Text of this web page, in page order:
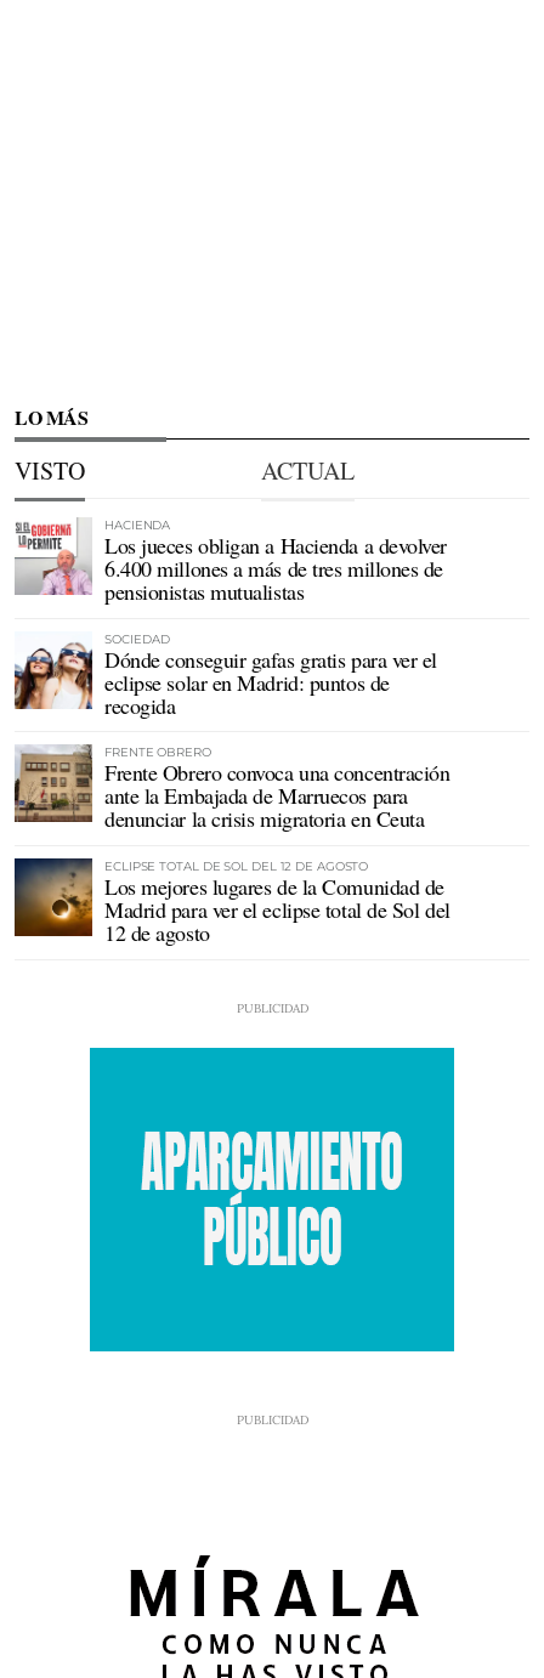
LO MÁS
VISTO ACTUAL
HACIENDA
Los jueces obligan a Hacienda a devolver
6.400 millones a más de tres millones de
pensionistas mutualistas
SOCIEDAD
Dónde conseguir gafas gratis para ver el
eclipse solar en Madrid: puntos de
recogida
FRENTE OBRERO
Frente Obrero convoca una concentración
ante la Embajada de Marruecos para
denunciar la crisis migratoria en Ceuta
ECLIPSE TOTAL DE SOL DEL 12 DE AGOSTO
Los mejores lugares de la Comunidad de
Madrid para ver el eclipse total de Sol del
12 de agosto